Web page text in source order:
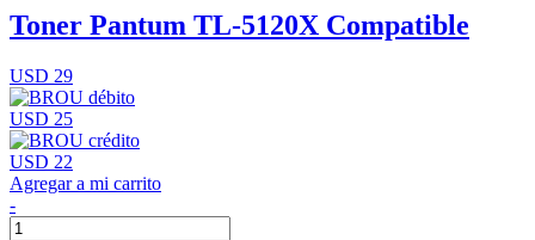
Toner Pantum TL-5120X Compatible
USD 29
USD 25
USD 22
Agregar a mi carrito
-